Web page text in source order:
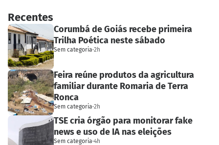
Recentes
Corumbá de Goiás recebe primeira
Trilha Poética neste sábado
Sem categoria·2h
Feira reúne produtos da agricultura
familiar durante Romaria de Terra
Ronca
Sem categoria·2h
TSE cria órgão para monitorar fake
news e uso de IA nas eleições
Sem categoria·4h